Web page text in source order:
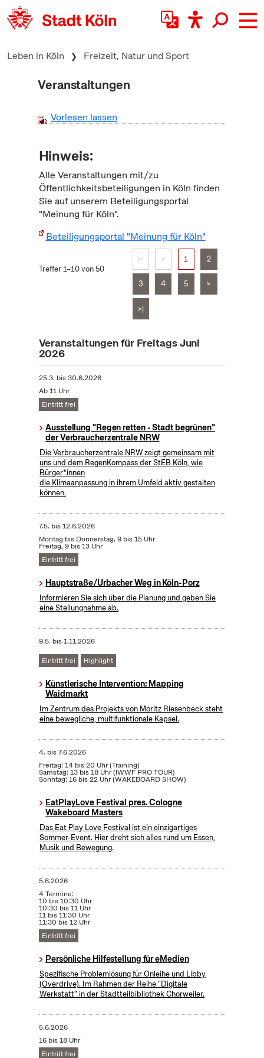
zum Inhalt springen
Leben in Köln Freizeit, Natur und Sport
Veranstaltungen
Vorlesen lassen
Hinweis:
Alle Veranstaltungen mit/zu
Öffentlichkeitsbeteiligungen in Köln finden
Sie auf unserem Beteiligungsportal
"Meinung für Köln".
Beteiligungsportal "Meinung für Köln"
Treffer 1–10 von 50
|< < 1 2
3 4 5 >
>|
Veranstaltungen für Freitags Juni
2026
25.3. bis30.6.2026
Ab 11 Uhr
Eintritt frei
Ausstellung "Regen retten - Stadt begrünen"
der Verbraucherzentrale NRW
Die Verbraucherzentrale NRW zeigt gemeinsam mit
uns und dem RegenKompass der StEB Köln, wie
Bürger*innen
die Klimaanpassung in ihrem Umfeld aktiv gestalten
können.
7.5. bis12.6.2026
Montag bis Donnerstag, 9 bis 15 Uhr
Freitag, 9 bis 13 Uhr
Eintritt frei
Hauptstraße/Urbacher Weg in Köln-Porz
Informieren Sie sich über die Planung und geben Sie
eine Stellungnahme ab.
9.5. bis1.11.2026
Eintritt frei Highlight
Künstlerische Intervention: Mapping
Waidmarkt
Im Zentrum des Projekts von Moritz Riesenbeck steht
eine bewegliche, multifunktionale Kapsel.
4. bis7.6.2026
Freitag: 14 bis 20 Uhr (Training)
Samstag: 13 bis 18 Uhr (IWWF PRO TOUR)
Sonntag: 16 bis 22 Uhr (WAKEBOARD SHOW)
EatPlayLove Festival pres. Cologne
Wakeboard Masters
Das Eat Play Love Festival ist ein einzigartiges
Sommer-Event. Hier dreht sich alles rund um Essen,
Musik und Bewegung.
5.6.2026
4 Termine:
10 bis 10:30 Uhr
10:30 bis 11 Uhr
11 bis 11:30 Uhr
11:30 bis 12 Uhr
Eintritt frei
Persönliche Hilfestellung für eMedien
Spezifische Problemlösung für Onleihe und Libby
(Overdrive). Im Rahmen der Reihe "Digitale
Werkstatt" in der Stadtteilbibliothek Chorweiler.
5.6.2026
16 bis 18 Uhr
Eintritt frei